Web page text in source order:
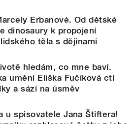
Erbanové. Od dětské
dinosaury k propojení
těla s dějinami
hledám, co mne baví.
umění Eliška Fučíková ctí
a sází na úsměv
u spisovatele Jana Štiftera!